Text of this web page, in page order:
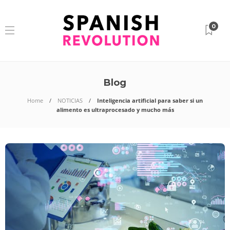
0
Blog
Home NOTICIAS
Inteligencia artificial para saber si un
alimento es ultraprocesado y mucho más